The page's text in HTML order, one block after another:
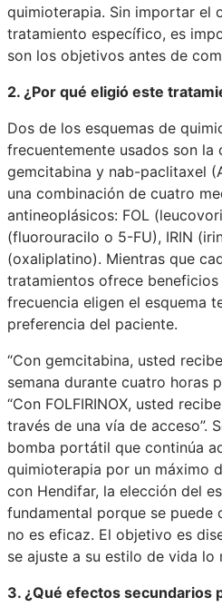
quimioterapia. Sin importar el
tratamiento específico, es
son los objetivos antes de
2. ¿Por qué eligió este
Dos de los esquemas de
frecuentemente usados son la
gemcitabina y nab-paclitaxel
una combinación de cuatro
antineoplásicos: FOL
(fluorouracilo o 5-FU), IRIN
(oxaliplatino). Mientras que
tratamientos ofrece
frecuencia eligen el esquema
preferencia del paciente.
“Con gemcitabina, usted
semana durante cuatro horas
“Con FOLFIRINOX, usted
través de una vía de acceso”.
bomba portátil que continúa
quimioterapia por un máximo
con Hendifar, la elección del
fundamental porque se puede
no es eficaz. El objetivo es
se ajuste a su estilo de vida lo
3. ¿Qué efectos secundarios